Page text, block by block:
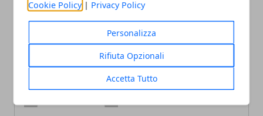
Cookie Policy | Privacy Policy
Personalizza
Rifiuta Opzionali
Accetta Tutto
Redazione